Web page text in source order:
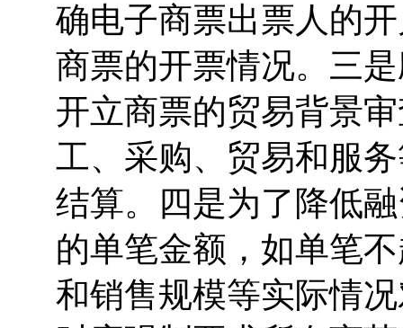
确电子商票出票人的
商票的开票情况。三
开立商票的贸易背景
工、采购、贸易和服
结算。四是为了降低
的单笔金额，如单笔
和销售规模等实际情